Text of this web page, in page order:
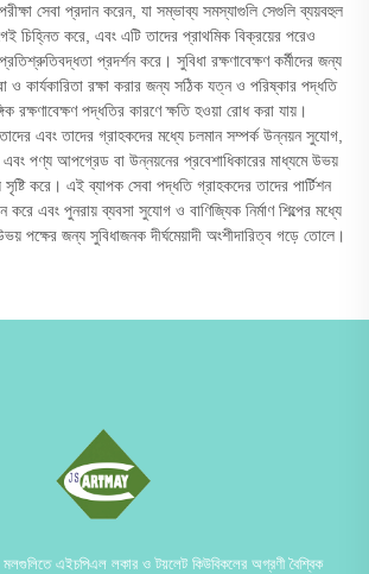
সেবা প্রদান করেন, যা সম্ভাব্য সমস্যাগুলি সেগুলি ব্যয়বহুল
চিহ্নিত করে, এবং এটি তাদের প্রাথমিক বিক্রয়ের পরেও
প্রদর্শন করে। সুবিধা রক্ষণাবেক্ষণ কর্মীদের জন্য
ও কার্যকারিতা রক্ষা করার জন্য সঠিক যত্ন ও পরিষ্কার পদ্ধতি
রক্ষণাবেক্ষণ পদ্ধতির কারণে ক্ষতি হওয়া রোধ করা যায়।
এবং তাদের গ্রাহকদের মধ্যে চলমান সম্পর্ক উন্নয়ন সুযোগ,
পণ্য আপগ্রেড বা উন্নয়নের প্রবেশাধিকারের মাধ্যমে উভয়
করে। এই ব্যাপক সেবা পদ্ধতি গ্রাহকদের তাদের পার্টিশন
করে এবং পুনরায় ব্যবসা সুযোগ ও বাণিজ্যিক নির্মাণ শিল্পের মধ্যে
পক্ষের জন্য সুবিধাজনক দীর্ঘমেয়াদী অংশীদারিত্ব গড়ে তোলে।
মলগুলিতে এইচপিএল লকার ও টয়লেট কিউবিকলের অগ্রণী বৈশ্বিক